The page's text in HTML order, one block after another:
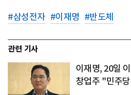
#삼성전자 #이재명 #반도체
관련 기사
이재명, 20일
창업주 "민주